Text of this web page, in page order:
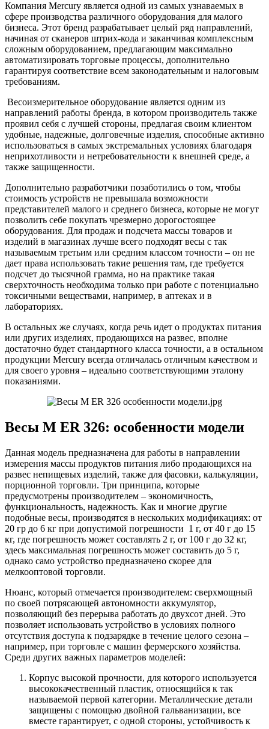
Компания Mercury является одной из самых узнаваемых в
сфере производства различного оборудования для малого
бизнеса. Этот бренд разрабатывает целый ряд направлений,
начиная от сканеров штрих-кода и заканчивая комплексным
сложным оборудованием, предлагающим максимально
автоматизировать торговые процессы, дополнительно
гарантируя соответствие всем законодательным и налоговым
требованиям.
Весоизмерительное оборудование является одним из
направлений работы бренда, в котором производитель также
проявил себя с лучшей стороны, предлагая своим клиентом
удобные, надежные, долговечные изделия, способные активно
использоваться в самых экстремальных условиях благодаря
неприхотливости и нетребовательности к внешней среде, а
также защищенности.
Дополнительно разработчики позаботились о том, чтобы
стоимость устройств не превышала возможности
представителей малого и среднего бизнеса, которые не могут
позволить себе покупать чрезмерно дорогостоящее
оборудования. Для продаж и подсчета массы товаров и
изделий в магазинах лучше всего подходят весы с так
называемым третьим или средним классом точности – он не
дает права использовать такие решения там, где требуется
подсчет до тысячной грамма, но на практике такая
сверхточность необходима только при работе с потенциально
токсичными веществами, например, в аптеках и в
лабораториях.
В остальных же случаях, когда речь идет о продуктах питания
или других изделиях, продающихся на развес, вполне
достаточно будет стандартного класса точности, а в остальном
продукции Mercury всегда отличалась отличным качеством и
для своего уровня – идеально соответствующими эталону
показаниями.
Весы M ER 326: особенности модели
Данная модель предназначена для работы в направлении
измерения массы продуктов питания либо продающихся на
развес непищевых изделий, также для фасовки, калькуляции,
порционной торговли. Три принципа, которые
предусмотрены производителем – экономичность,
функциональность, надежность. Как и многие другие
подобные весы, производятся в нескольких модификациях: от
20 гр до 6 кг при допустимой погрешности 1 г, от 40 г до 15
кг, где погрешность может составлять 2 г, от 100 г до 32 кг,
здесь максимальная погрешность может составить до 5 г,
однако само устройство предназначено скорее для
мелкооптовой торговли.
Нюанс, который отмечается производителем: сверхмощный
по своей потрясающей автономности аккумулятор,
позволяющий без перерыва работать до двухсот дней. Это
позволяет использовать устройство в условиях полного
отсутствия доступа к подзарядке в течение целого сезона –
например, при торговле с машин фермерского хозяйства.
Среди других важных параметров моделей:
Корпус высокой прочности, для которого используется
высококачественный пластик, относящийся к так
называемой первой категории. Металлические детали
защищены с помощью двойной гальванизации, все
вместе гарантирует, с одной стороны, устойчивость к